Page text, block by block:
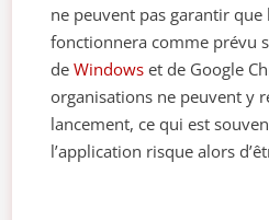
ne peuvent pas garantir que
fonctionnera comme prévu
deWindows et de Google
organisations ne peuvent y
lancement, ce qui est
l’application risque alors